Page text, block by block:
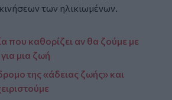
των ηλικιωμένων.
που καθορίζει αν θα ζούμε με
μια ζωή
της «άδειας ζωής» και